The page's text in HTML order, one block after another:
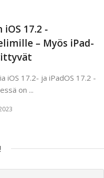
17.2 -
– Myös iPad-
iOS 17.2- ja iPadOS 17.2 -
on ...